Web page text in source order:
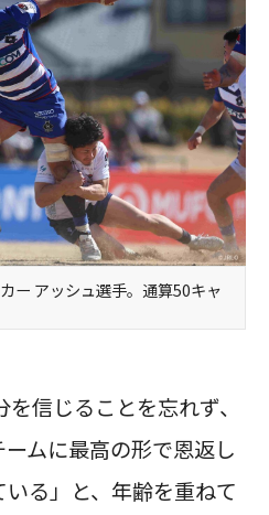
ー アッシュ選手。通算50キャ
信じることを忘れず、
ムに最高の形で恩返し
る」と、年齢を重ねて